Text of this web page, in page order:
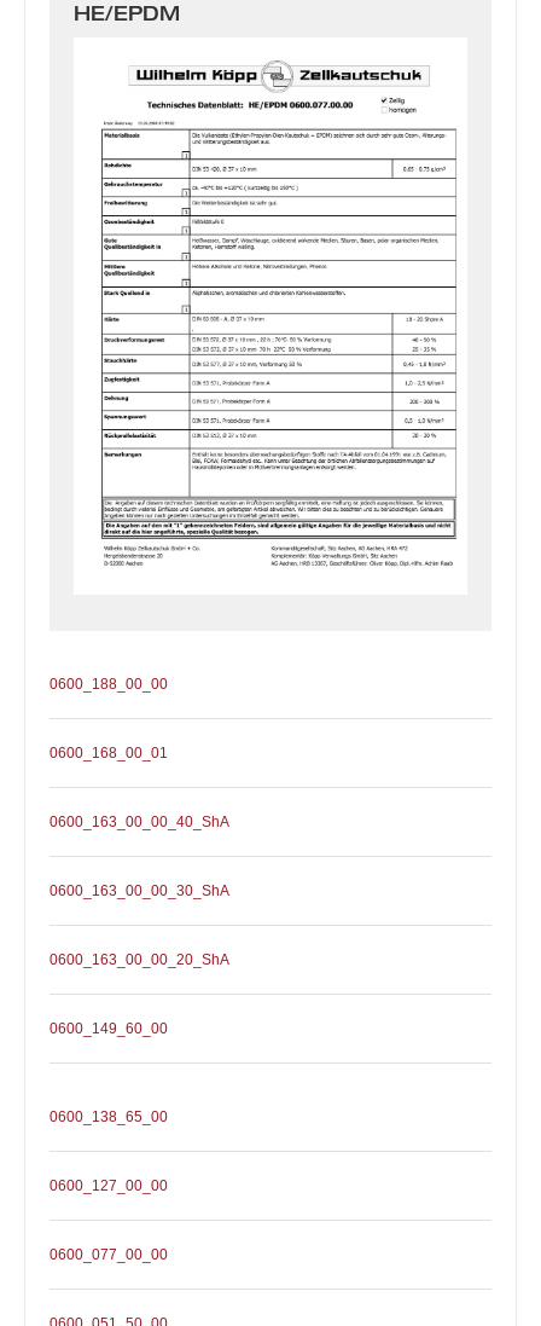
HE/EPDM
0600_188_00_00
0600_168_00_01
0600_163_00_00_40_ShA
0600_163_00_00_30_ShA
0600_163_00_00_20_ShA
0600_149_60_00
0600_138_65_00
0600_127_00_00
0600_077_00_00